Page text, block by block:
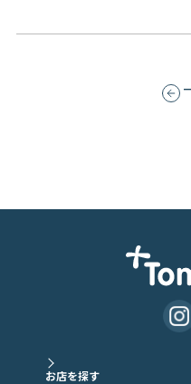
お店を探す